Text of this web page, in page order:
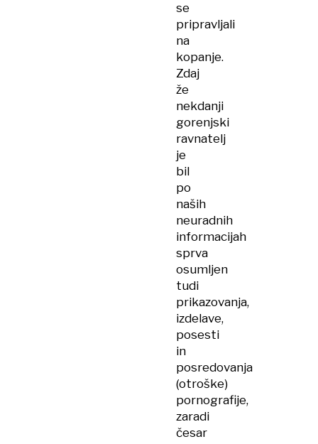
se
pripravljali
na
kopanje.
Zdaj
že
nekdanji
gorenjski
ravnatelj
je
bil
po
naših
neuradnih
informacijah
sprva
osumljen
tudi
prikazovanja,
izdelave,
posesti
in
posredovanja
(otroške)
pornografije,
zaradi
česar